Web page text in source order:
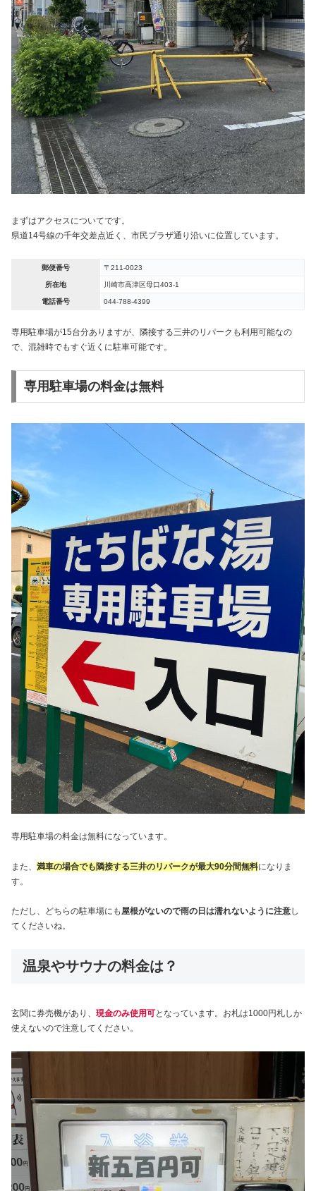
まずはアクセスについてです。
県道14号線の千年交差点近く、市民プラザ通り沿いに位置しています。
郵便番号 〒211-0023
所在地 川崎市高津区母口403-1
電話番号 044-788-4399
専用駐車場が15台分ありますが、隣接する三井のリパークも利用可能なの
で、混雑時でもすぐ近くに駐車可能です。
専用駐車場の料金は無料
専用駐車場の料金は無料になっています。
また、 満車の場合でも隣接する三井のリパークが最大90分間無料になりま
す。
ただし、どちらの駐車場にも 屋根がないので雨の日は濡れないように注意し
てくださいね。
温泉やサウナの料金は？
玄関に券売機があり、 現金のみ使用可となっています。お札は1000円札しか
使えないので注意してください。